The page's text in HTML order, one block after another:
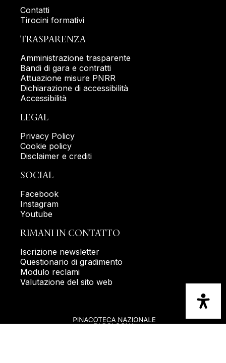
Contatti
Tirocini formativi
TRASPARENZA
Amministrazione trasparente
Bandi di gara e contratti
Attuazione misure PNRR
Dichiarazione di accessibilità
Accessibilità
LEGAL
Privacy Policy
Cookie policy
Disclaimer e crediti
SOCIAL
Facebook
Instagram
Youtube
RIMANI IN CONTATTO
Iscrizione newsletter
Questionario di gradimento
Modulo reclami
Valutazione del sito web